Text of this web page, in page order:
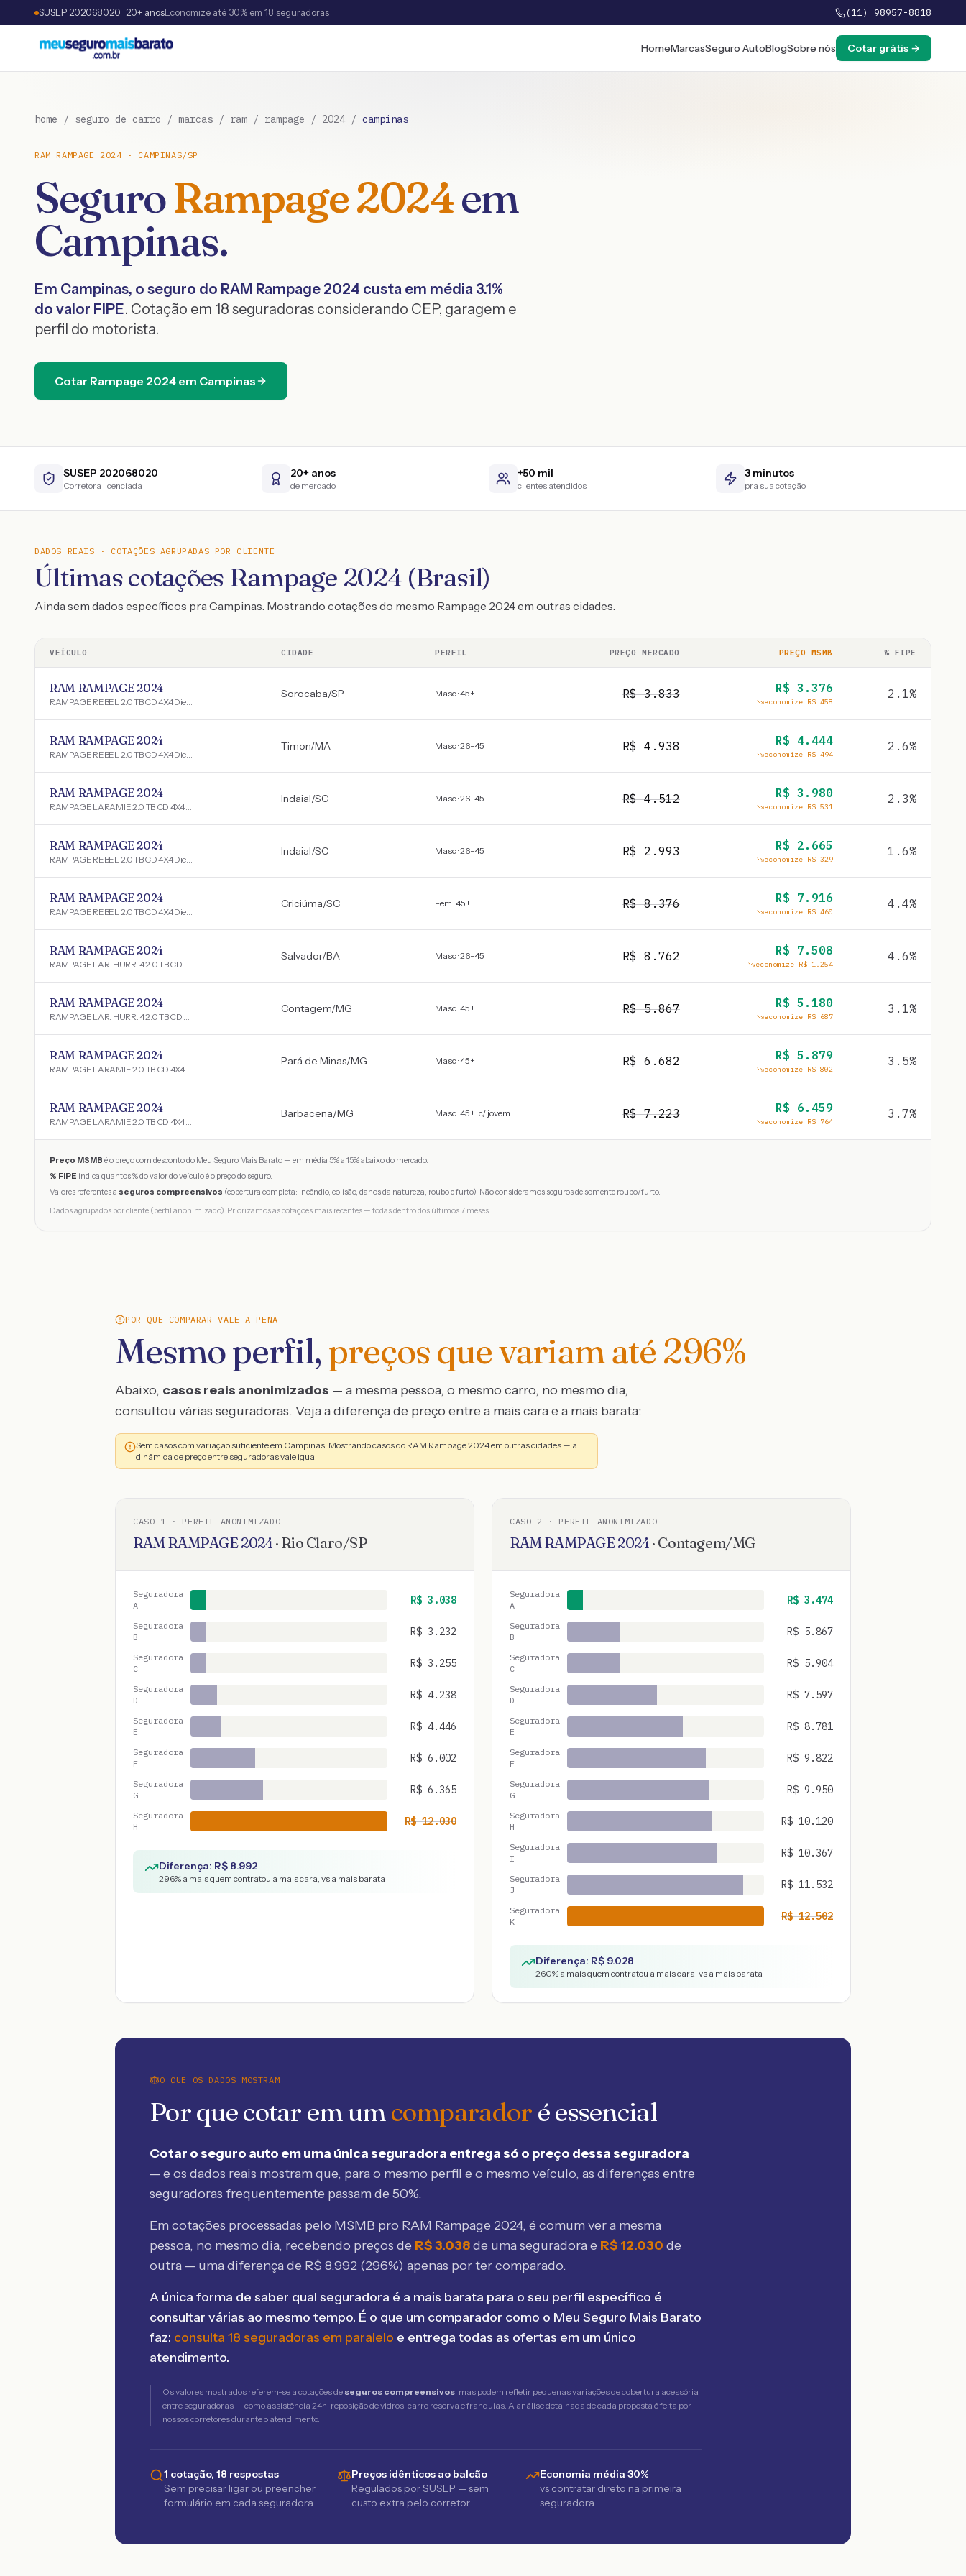
SUSEP 202068020 · 20+ anosEconomize até 30% em 18 seguradoras (11) 98957-8818
HomeMarcasSeguro AutoBlogSobre nós Cotar grátis →
home / seguro de carro / marcas / ram / rampage / 2024/ campinas
RAM RAMPAGE 2024· CAMPINAS/SP
SeguroRampage2024em
Campinas.
Em Campinas, o seguro do RAM Rampage 2024 custa em média 3.1%
do valor FIPE. Cotação em 18 seguradoras considerando CEP, garagem e
perfil do motorista.
Cotar Rampage 2024 em Campinas
SUSEP 202068020
Corretora licenciada
20+ anos
de mercado
+50 mil
clientes atendidos
3 minutos
pra sua cotação
DADOS REAIS · COTAÇÕES AGRUPADAS POR CLIENTE
Últimas cotações Rampage 2024 (Brasil)
Ainda sem dados específicos pra Campinas. Mostrando cotações do mesmo Rampage 2024 em outras cidades.
VEÍCULO CIDADE PERFIL PREÇO MERCADO PREÇO MSMB % FIPE
RAM RAMPAGE 2024
RAMPAGE REBEL 2.0 TB CD 4X4 Diesel Aut.
Sorocaba/SP Masc · 45+ R$3.833 R$ 3.376
economize R$ 458
2.1%
RAM RAMPAGE 2024
RAMPAGE REBEL 2.0 TB CD 4X4 Diesel Aut.
Timon/MA Masc · 26-45 R$4.938 R$ 4.444
economize R$ 494
2.6%
RAM RAMPAGE 2024
RAMPAGE LARAMIE 2.0 TB CD 4X4 Die. Aut.
Indaial/SC Masc · 26-45 R$4.512 R$ 3.980
economize R$ 531
2.3%
RAM RAMPAGE 2024
RAMPAGE REBEL 2.0 TB CD 4X4 Diesel Aut.
Indaial/SC Masc · 26-45 R$2.993 R$ 2.665
economize R$ 329
1.6%
RAM RAMPAGE 2024
RAMPAGE REBEL 2.0 TB CD 4X4 Diesel Aut.
Criciúma/SC Fem · 45+ R$8.376 R$ 7.916
economize R$ 460
4.4%
RAM RAMPAGE 2024
RAMPAGE LAR. HURR. 4 2.0 TB CD 4X4 Aut.
Salvador/BA Masc · 26-45 R$8.762 R$ 7.508
economize R$ 1.254
4.6%
RAM RAMPAGE 2024
RAMPAGE LAR. HURR. 4 2.0 TB CD 4X4 Aut.
Contagem/MG Masc · 45+ R$5.867 R$ 5.180
economize R$ 687
3.1%
RAM RAMPAGE 2024
RAMPAGE LARAMIE 2.0 TB CD 4X4 Die. Aut.
Pará de Minas/MG Masc · 45+ R$6.682 R$ 5.879
economize R$ 802
3.5%
RAM RAMPAGE 2024
RAMPAGE LARAMIE 2.0 TB CD 4X4 Die. Aut.
Barbacena/MG Masc · 45+ · c/ jovem R$7.223 R$ 6.459
economize R$ 764
3.7%
Preço MSMB é o preço com desconto do Meu Seguro Mais Barato — em média 5% a 15% abaixo do mercado.
% FIPE indica quantos % do valor do veículo é o preço do seguro.
Valores referentes a seguros compreensivos (cobertura completa: incêndio, colisão, danos da natureza, roubo e furto). Não consideramos seguros de somente roubo/furto.
Dados agrupados por cliente (perfil anonimizado). Priorizamos as cotações mais recentes — todas dentro dos últimos 7 meses.
POR QUE COMPARAR VALE A PENA
Mesmo perfil, preços que variam até 296%
Abaixo, casos reais anonimizados — a mesma pessoa, o mesmo carro, no mesmo dia,
consultou várias seguradoras. Veja a diferença de preço entre a mais cara e a mais barata:
Sem casos com variação suficiente em Campinas. Mostrando casos do RAM Rampage 2024 em outras cidades — a
dinâmica de preço entre seguradoras vale igual.
CASO 1 · PERFIL ANONIMIZADO
RAMRAMPAGE2024· Rio Claro/SP
Seguradora
A
R$ 3.038
Seguradora
B
R$ 3.232
Seguradora
C
R$ 3.255
Seguradora
D
R$ 4.238
Seguradora
E
R$ 4.446
Seguradora
F
R$ 6.002
Seguradora
G
R$ 6.365
Seguradora
H
R$12.030
Diferença: R$ 8.992
296% a mais quem contratou a mais cara, vs a mais barata
CASO 2 · PERFIL ANONIMIZADO
RAMRAMPAGE2024· Contagem/MG
Seguradora
A
R$ 3.474
Seguradora
B
R$ 5.867
Seguradora
C
R$ 5.904
Seguradora
D
R$ 7.597
Seguradora
E
R$ 8.781
Seguradora
F
R$ 9.822
Seguradora
G
R$ 9.950
Seguradora
H
R$ 10.120
Seguradora
I
R$ 10.367
Seguradora
J
R$ 11.532
Seguradora
K
R$12.502
Diferença: R$ 9.028
260% a mais quem contratou a mais cara, vs a mais barata
O QUE OS DADOS MOSTRAM
Por que cotar em umcomparador é essencial
Cotar o seguro auto em uma única seguradora entrega só o preço dessa seguradora
— e os dados reais mostram que, para o mesmo perfil e o mesmo veículo, as diferenças entre
seguradoras frequentemente passam de 50%.
Em cotações processadas pelo MSMB pro RAM Rampage 2024, é comum ver a mesma
pessoa, no mesmo dia, recebendo preços de R$3.038de uma seguradora e R$ 12.030 de
outra — uma diferença de R$ 8.992 (296%) apenas por ter comparado.
A única forma de saber qual seguradora é a mais barata para o seu perfil específico é
consultar várias ao mesmo tempo. É o que um comparador como o Meu Seguro Mais Barato
faz: consulta 18 seguradoras em paralelo e entrega todas as ofertas em um único
atendimento.
Os valores mostrados referem-se a cotações de seguros compreensivos, mas podem refletir pequenas variações de cobertura acessória
entre seguradoras — como assistência 24h, reposição de vidros, carro reserva e franquias. A análise detalhada de cada proposta é feita por
nossos corretores durante o atendimento.
1 cotação, 18 respostas
Sem precisar ligar ou preencher
formulário em cada seguradora
Preços idênticos ao balcão
Regulados por SUSEP — sem
custo extra pelo corretor
Economia média 30%
vs contratar direto na primeira
seguradora